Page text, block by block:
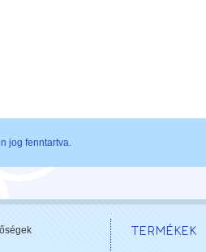
jog fenntartva.
TERMÉKEK